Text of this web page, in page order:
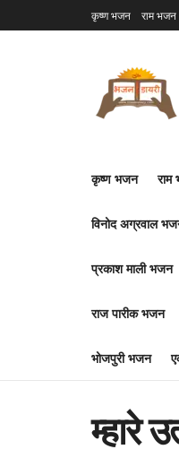
कृष्ण भजन राम भजन
कृष्ण भजन
विनोद अग्रवाल
प्रकाश माली भजन
राज पारीक भजन
भोजपुरी भजन
म्हारे